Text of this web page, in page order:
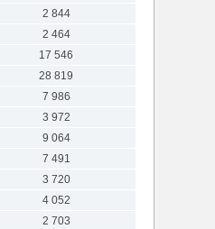
2 844
2 464
17 546
28 819
7 986
3 972
9 064
7 491
3 720
4 052
2 703